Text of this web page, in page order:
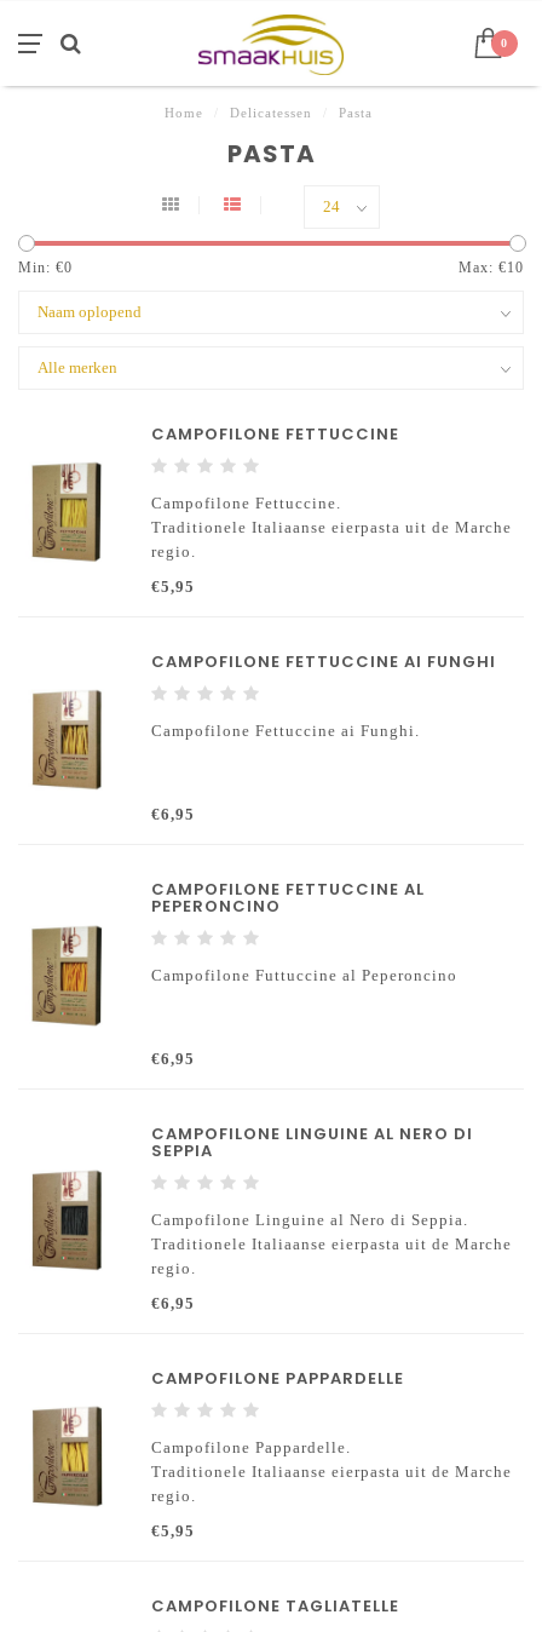
0
Home Delicatessen Pasta
PASTA
Min: €0 Max: €10
CAMPOFILONE FETTUCCINE
Campofilone Fettuccine.
Traditionele Italiaanse eierpasta uit de Marche
regio.
scharreleieren en bovendien zijn de kippen
€5,95
CAMPOFILONE FETTUCCINE AI FUNGHI
Campofilone Fettuccine ai Funghi.
€6,95
CAMPOFILONE FETTUCCINE AL
PEPERONCINO
Campofilone Futtuccine al Peperoncino
€6,95
CAMPOFILONE LINGUINE AL NERO DI
SEPPIA
Campofilone Linguine al Nero di Seppia.
Traditionele Italiaanse eierpasta uit de Marche
regio.
scharreleieren en bovendien zijn de kippen
€6,95
CAMPOFILONE PAPPARDELLE
Campofilone Pappardelle.
Traditionele Italiaanse eierpasta uit de Marche
regio.
scharreleieren en bovendien zijn de kippen
€5,95
CAMPOFILONE TAGLIATELLE